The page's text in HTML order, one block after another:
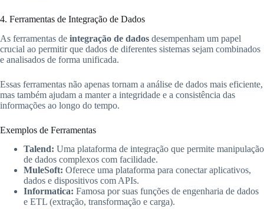
4. Ferramentas de Integração de Dados
As ferramentas de integração de dados desempenham um papel
crucial ao permitir que dados de diferentes sistemas sejam combinados
e analisados de forma unificada.
Essas ferramentas não apenas tornam a análise de dados mais eficiente,
mas também ajudam a manter a integridade e a consistência das
informações ao longo do tempo.
Exemplos de Ferramentas
Talend: Uma plataforma de integração que permite manipulação
de dados complexos com facilidade.
MuleSoft: Oferece uma plataforma para conectar aplicativos,
dados e dispositivos com APIs.
Informatica: Famosa por suas funções de engenharia de dados
e ETL (extração, transformação e carga).